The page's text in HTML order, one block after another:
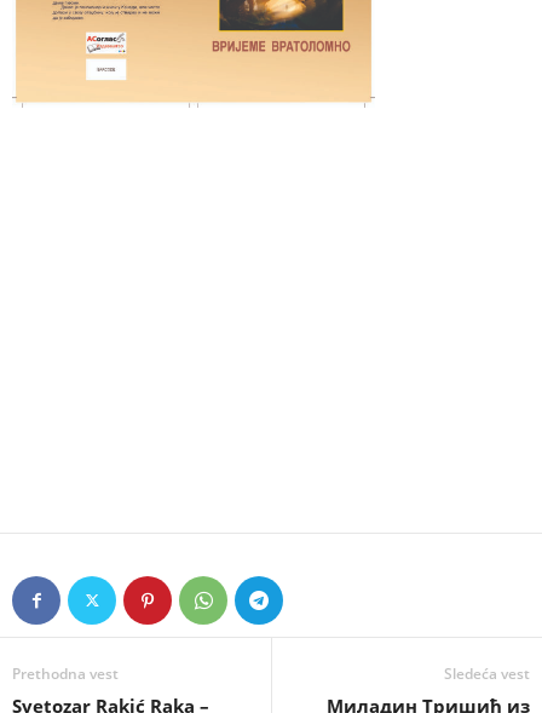
Prethodna vest
Svetozar Rakić Raka –
Sledeća vest
Миладин Тришић из